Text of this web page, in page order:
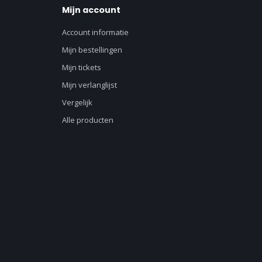
Mijn account
Account informatie
Mijn bestellingen
Mijn tickets
Mijn verlanglijst
Vergelijk
Alle producten